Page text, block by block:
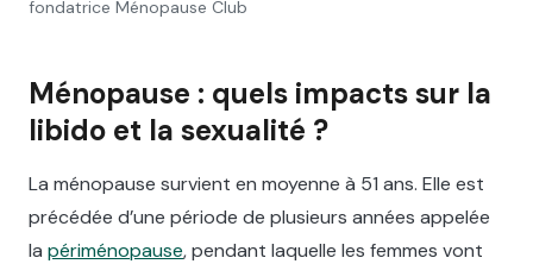
fondatrice Ménopause Club
Ménopause : quels impacts sur la
libido et la sexualité ?
La ménopause survient en moyenne à 51 ans. Elle est
précédée d’une période de plusieurs années appelée
la périménopause, pendant laquelle les femmes vont